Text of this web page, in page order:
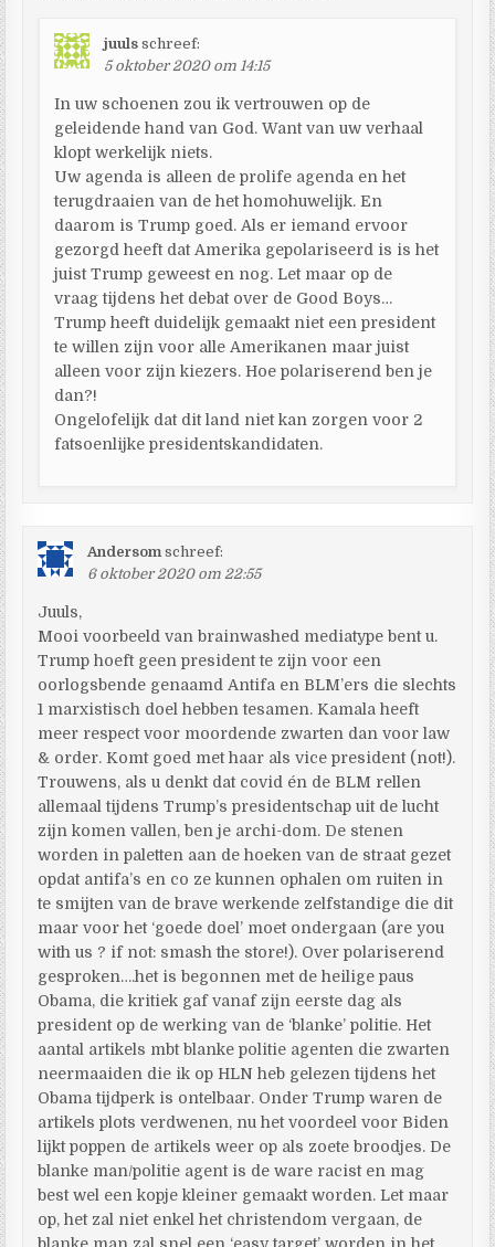
juuls schreef:
5 oktober 2020 om 14:15
In uw schoenen zou ik vertrouwen op de
geleidende hand van God. Want van uw verhaal
klopt werkelijk niets.
Uw agenda is alleen de prolife agenda en het
terugdraaien van de het homohuwelijk. En
daarom is Trump goed. Als er iemand ervoor
gezorgd heeft dat Amerika gepolariseerd is is het
juist Trump geweest en nog. Let maar op de
vraag tijdens het debat over de Good Boys…
Trump heeft duidelijk gemaakt niet een president
te willen zijn voor alle Amerikanen maar juist
alleen voor zijn kiezers. Hoe polariserend ben je
dan?!
Ongelofelijk dat dit land niet kan zorgen voor 2
fatsoenlijke presidentskandidaten.
Andersom schreef:
6 oktober 2020 om 22:55
Juuls,
Mooi voorbeeld van brainwashed mediatype bent u.
Trump hoeft geen president te zijn voor een
oorlogsbende genaamd Antifa en BLM’ers die slechts
1 marxistisch doel hebben tesamen. Kamala heeft
meer respect voor moordende zwarten dan voor law
& order. Komt goed met haar als vice president (not!).
Trouwens, als u denkt dat covid én de BLM rellen
allemaal tijdens Trump’s presidentschap uit de lucht
zijn komen vallen, ben je archi-dom. De stenen
worden in paletten aan de hoeken van de straat gezet
opdat antifa’s en co ze kunnen ophalen om ruiten in
te smijten van de brave werkende zelfstandige die dit
maar voor het ‘goede doel’ moet ondergaan (are you
with us ? if not: smash the store!). Over polariserend
gesproken….het is begonnen met de heilige paus
Obama, die kritiek gaf vanaf zijn eerste dag als
president op de werking van de ‘blanke’ politie. Het
aantal artikels mbt blanke politie agenten die zwarten
neermaaiden die ik op HLN heb gelezen tijdens het
Obama tijdperk is ontelbaar. Onder Trump waren de
artikels plots verdwenen, nu het voordeel voor Biden
lijkt poppen de artikels weer op als zoete broodjes. De
blanke man/politie agent is de ware racist en mag
best wel een kopje kleiner gemaakt worden. Let maar
op, het zal niet enkel het christendom vergaan, de
blanke man zal snel een ‘easy target’ worden in het